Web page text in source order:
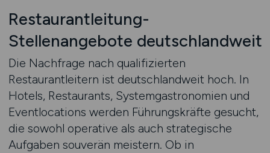
Restaurantleitung-
Stellenangebote deutschlandweit
Die Nachfrage nach qualifizierten
Restaurantleitern ist deutschlandweit hoch. In
Hotels, Restaurants, Systemgastronomien und
Eventlocations werden Führungskräfte gesucht,
die sowohl operative als auch strategische
Aufgaben souverän meistern. Ob in